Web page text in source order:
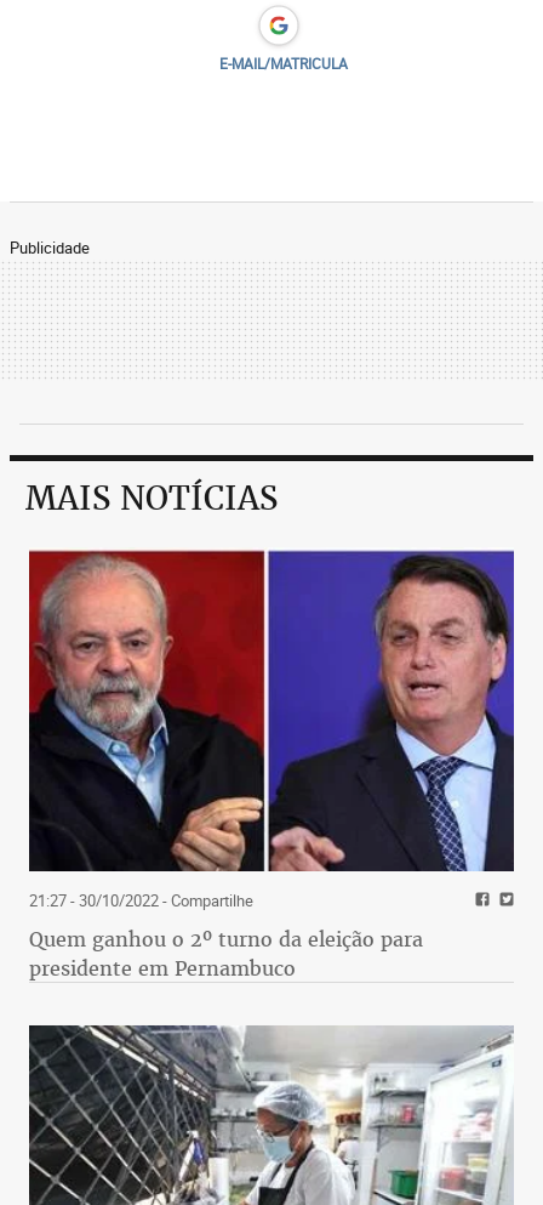
E-MAIL/MATRICULA
Publicidade
MAIS NOTÍCIAS
21:27 - 30/10/2022- Compartilhe
Quem ganhou o 2º turno da eleição para
presidente em Pernambuco